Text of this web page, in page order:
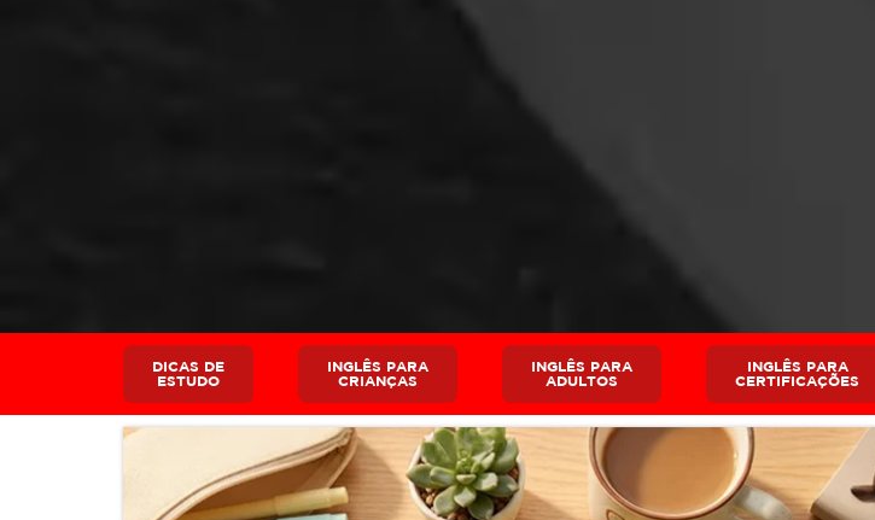
DICAS DE
ESTUDO
INGLÊS PARA
CRIANÇAS
INGLÊS PARA
ADULTOS
INGLÊS PARA
CERTIFICAÇÕES